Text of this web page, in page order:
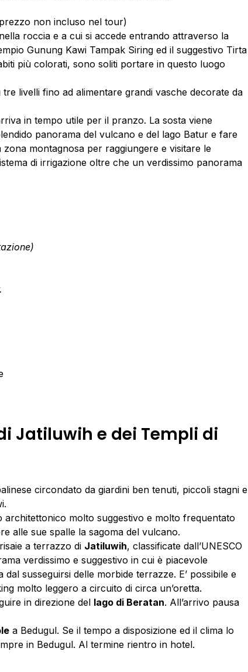
non incluso nel tour)
roccia e a cui si accede entrando attraverso la
Gunung Kawi Tampak Siring ed il suggestivo Tirta
più colorati, sono soliti portare in questo luogo
livelli fino ad alimentare grandi vasche decorate da
in tempo utile per il pranzo. La sosta viene
panorama del vulcano e del lago Batur e fare
montagnosa per raggiungere e visitare le
di irrigazione oltre che un verdissimo panorama
Jatiluwih e dei Templi di
circondato da giardini ben tenuti, piccoli stagni e
architettonico molto suggestivo e molto frequentato
alle sue spalle la sagoma del vulcano.
a terrazzo di Jatiluwih, classificate dall’UNESCO
verdissimo e suggestivo in cui è piacevole
susseguirsi delle morbide terrazze. E’ possibile e
molto leggero a circuito di circa un’oretta.
in direzione del lago di Beratan. All’arrivo pausa
a Bedugul. Se il tempo a disposizione ed il clima lo
in Bedugul. Al termine rientro in hotel.